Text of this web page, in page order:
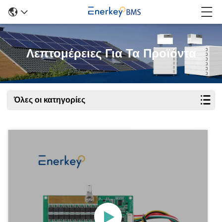
Λεπτομέρειες Για Τα Προϊόντα
Όλες οι κατηγορίες